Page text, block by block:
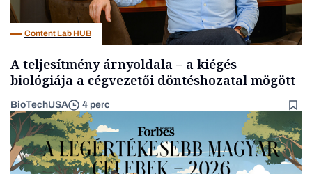
Content Lab HUB
A teljesítmény árnyoldala – a kiégés
biológiája a cégvezetői döntéshozatal mögött
BioTechUSA 4 perc